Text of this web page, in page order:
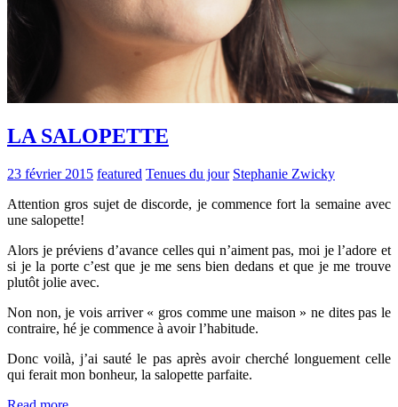
LA SALOPETTE
23 février 2015 featured Tenues du jour Stephanie Zwicky
Attention gros sujet de discorde, je commence fort la semaine avec
une salopette!
Alors je préviens d’avance celles qui n’aiment pas, moi je l’adore et
si je la porte c’est que je me sens bien dedans et que je me trouve
plutôt jolie avec.
Non non, je vois arriver « gros comme une maison » ne dites pas le
contraire, hé je commence à avoir l’habitude.
Donc voilà, j’ai sauté le pas après avoir cherché longuement celle
qui ferait mon bonheur, la salopette parfaite.